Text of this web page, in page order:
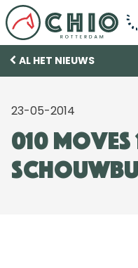
AL HET NIEUWS
23-05-2014
010